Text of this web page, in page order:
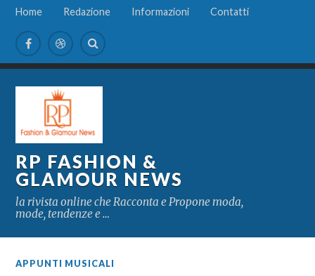
Home Redazione Informazioni Contatti
RP FASHION &
GLAMOUR NEWS
la rivista online che Racconta e Propone moda,
mode, tendenze e …
APPUNTI MUSICALI